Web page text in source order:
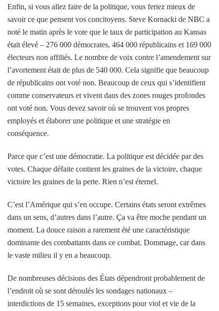
Enfin, si vous allez faire de la politique, vous feriez mieux de
savoir ce que pensent vos concitoyens. Steve Kornacki de NBC a
noté le matin après le vote que le taux de participation au Kansas
était élevé – 276 000 démocrates, 464 000 républicains et 169 000
électeurs non affiliés. Le nombre de voix contre l’amendement sur
l’avortement était de plus de 540 000. Cela signifie que beaucoup
de républicains ont voté non. Beaucoup de ceux qui s’identifient
comme conservateurs et vivent dans des zones rouges profondes
ont voté non. Vous devez savoir où se trouvent vos propres
employés et élaborer une politique et une stratégie en
conséquence.
Parce que c’est une démocratie. La politique est décidée par des
votes. Chaque défaite contient les graines de la victoire, chaque
victoire les graines de la perte. Rien n’est éternel.
C’est l’Amérique qui s’en occupe. Certains états seront extrêmes
dans un sens, d’autres dans l’autre. Ça va être moche pendant un
moment. La douce raison a rarement été une caractéristique
dominante des combattants dans ce combat. Dommage, car dans
le vaste milieu il y en a beaucoup.
De nombreuses décisions des États dépendront probablement de
l’endroit où se sont déroulés les sondages nationaux –
interdictions de 15 semaines, exceptions pour viol et vie de la